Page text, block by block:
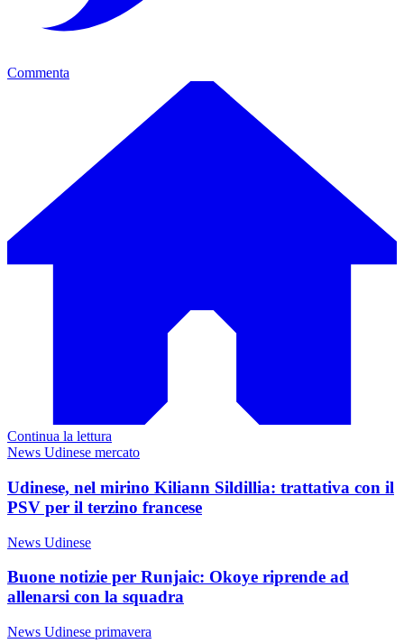
Commenta
Continua la lettura
News Udinese mercato
Udinese, nel mirino Kiliann Sildillia: trattativa con il
PSV per il terzino francese
News Udinese
Buone notizie per Runjaic: Okoye riprende ad
allenarsi con la squadra
News Udinese primavera